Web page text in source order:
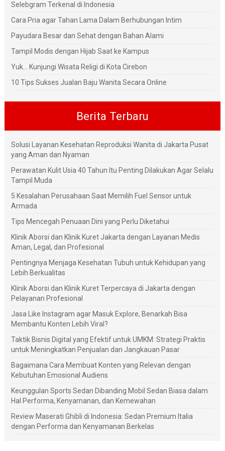
Selebgram Terkenal di Indonesia
Cara Pria agar Tahan Lama Dalam Berhubungan Intim
Payudara Besar dan Sehat dengan Bahan Alami
Tampil Modis dengan Hijab Saat ke Kampus
Yuk... Kunjungi Wisata Religi di Kota Cirebon
10 Tips Sukses Jualan Baju Wanita Secara Online
Berita Terbaru
Solusi Layanan Kesehatan Reproduksi Wanita di Jakarta Pusat
yang Aman dan Nyaman
Perawatan Kulit Usia 40 Tahun Itu Penting Dilakukan Agar Selalu
Tampil Muda
5 Kesalahan Perusahaan Saat Memilih Fuel Sensor untuk
Armada
Tips Mencegah Penuaan Dini yang Perlu Diketahui
Klinik Aborsi dan Klinik Kuret Jakarta dengan Layanan Medis
Aman, Legal, dan Profesional
Pentingnya Menjaga Kesehatan Tubuh untuk Kehidupan yang
Lebih Berkualitas
Klinik Aborsi dan Klinik Kuret Terpercaya di Jakarta dengan
Pelayanan Profesional
Jasa Like Instagram agar Masuk Explore, Benarkah Bisa
Membantu Konten Lebih Viral?
Taktik Bisnis Digital yang Efektif untuk UMKM: Strategi Praktis
untuk Meningkatkan Penjualan dan Jangkauan Pasar
Bagaimana Cara Membuat Konten yang Relevan dengan
Kebutuhan Emosional Audiens
Keunggulan Sports Sedan Dibanding Mobil Sedan Biasa dalam
Hal Performa, Kenyamanan, dan Kemewahan
Review Maserati Ghibli di Indonesia: Sedan Premium Italia
dengan Performa dan Kenyamanan Berkelas